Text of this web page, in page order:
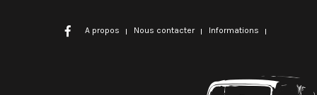
A propos Nous contacter Informations